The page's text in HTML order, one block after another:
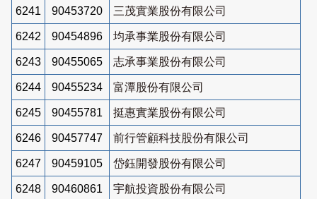
6241 90453720 三茂實業股份有限公司
6242 90454896 均承事業股份有限公司
6243 90455065 志承事業股份有限公司
6244 90455234 富潭股份有限公司
6245 90455781 挺惠實業股份有限公司
6246 90457747 前行管顧科技股份有限公司
6247 90459105 岱鈺開發股份有限公司
6248 90460861 宇航投資股份有限公司